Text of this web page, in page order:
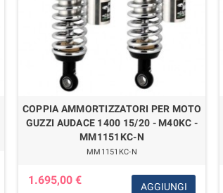
COPPIA AMMORTIZZATORI PER MOTO
GUZZI AUDACE 1400 15/20 - M40KC -
MM1151KC-N
MM1151KC-N
1.695,00 €
AGGIUNGI